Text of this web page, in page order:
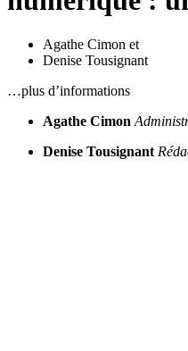
Agathe Cimon et
Denise Tousignant
…plus d’informations
Agathe Cimon
Denise Tousignant